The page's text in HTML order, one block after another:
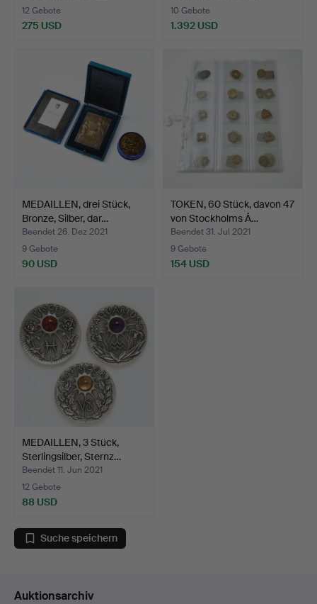
12 Gebote
275 USD
10 Gebote
1.392 USD
MEDAILLEN, drei Stück,
Bronze, Silber, dar…
Beendet 26. Dez 2021
9 Gebote
90 USD
TOKEN, 60 Stück, davon 47
von Stockholms Å…
Beendet 31. Jul 2021
9 Gebote
154 USD
MEDAILLEN, 3 Stück,
Sterlingsilber, Sternz…
Beendet 11. Jun 2021
12 Gebote
88 USD
Suche speichern
Auktionsarchiv